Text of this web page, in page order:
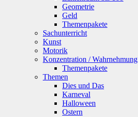
Geometrie
Geld
Themenpakete
Sachunterricht
Kunst
Motorik
Konzentration / Wahrnehmung
Themenpakete
Themen
Dies und Das
Karneval
Halloween
Ostern